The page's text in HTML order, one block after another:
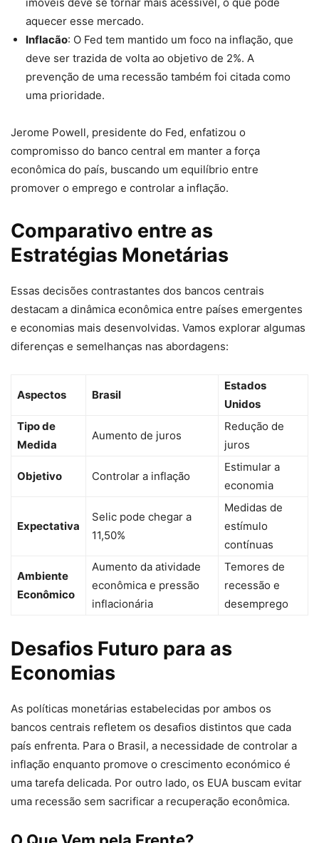
aquecer esse mercado.
Inflacão: O Fed tem mantido um foco na inflação, que
deve ser trazida de volta ao objetivo de 2%. A
prevenção de uma recessão também foi citada como
uma prioridade.
Jerome Powell, presidente do Fed, enfatizou o
compromisso do banco central em manter a força
econômica do país, buscando um equilíbrio entre
promover o emprego e controlar a inflação.
Comparativo entre as
Estratégias Monetárias
Essas decisões contrastantes dos bancos centrais
destacam a dinâmica econômica entre países emergentes
e economias mais desenvolvidas. Vamos explorar algumas
diferenças e semelhanças nas abordagens:
Aspectos Brasil
Estados
Unidos
Tipo de
Medida
Aumento de juros
Redução de
juros
Objetivo Controlar a inflação
Estimular a
economia
Expectativa
Selic pode chegar a
11,50%
Medidas de
estímulo
contínuas
Ambiente
Econômico
Aumento da atividade
econômica e pressão
inflacionária
Temores de
recessão e
desemprego
Desafios Futuro para as
Economias
As políticas monetárias estabelecidas por ambos os
bancos centrais refletem os desafios distintos que cada
país enfrenta. Para o Brasil, a necessidade de controlar a
inflação enquanto promove o crescimento económico é
uma tarefa delicada. Por outro lado, os EUA buscam evitar
uma recessão sem sacrificar a recuperação econômica.